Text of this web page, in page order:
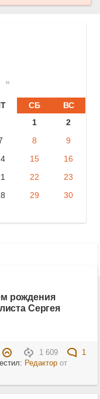
»
СБ
ВС
1
2
8
9
15
16
22
23
29
30
рождения
Сергея
1 609
1
Редакторот